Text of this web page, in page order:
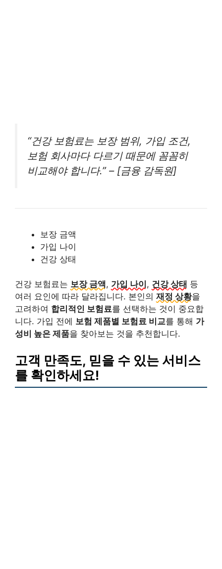
“건강 보험료는 보장 범위, 가입 조건,
보험 회사마다 다르기 때문에 꼼꼼히
비교해야 합니다.” – [금융 감독원]
보장 금액
가입 나이
건강 상태
건강 보험료는 보장 금액, 가입 나이 , 건강 상태 등
여러 요인에 따라 달라집니다. 본인의 재정 상황을
고려하여 합리적인 보험료를 선택하는 것이 중요합
니다. 가입 전에 보험 제품별 보험료 비교를 통해 가
성비 높은 제품을 찾아보는 것을 추천합니다.
고객 만족도, 믿을 수 있는 서비스
를 확인하세요!